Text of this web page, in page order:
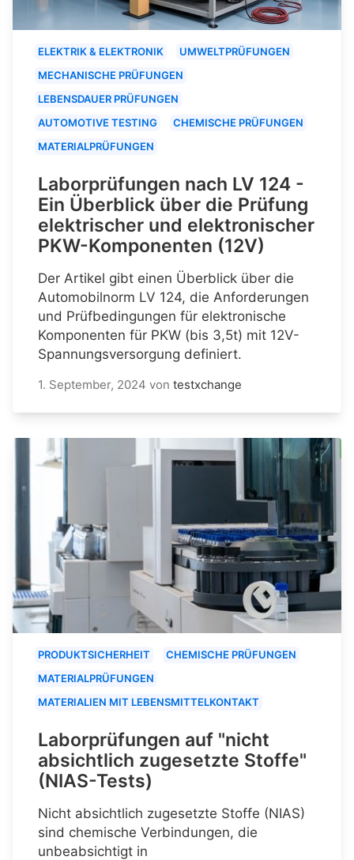
ELEKTRIK & ELEKTRONIK
UMWELTPRÜFUNGEN
MECHANISCHE PRÜFUNGEN
LEBENSDAUER PRÜFUNGEN
AUTOMOTIVE TESTING
CHEMISCHE PRÜFUNGEN
MATERIALPRÜFUNGEN
Laborprüfungen nach LV 124 -
Ein Überblick über die Prüfung
elektrischer und elektronischer
PKW-Komponenten (12V)
Der Artikel gibt einen Überblick über die
Automobilnorm LV 124, die Anforderungen
und Prüfbedingungen für elektronische
Komponenten für PKW (bis 3,5t) mit 12V-
Spannungsversorgung definiert.
1. September, 2024 von testxchange
PRODUKTSICHERHEIT
CHEMISCHE PRÜFUNGEN
MATERIALPRÜFUNGEN
MATERIALIEN MIT LEBENSMITTELKONTAKT
Laborprüfungen auf "nicht
absichtlich zugesetzte Stoffe"
(NIAS-Tests)
Nicht absichtlich zugesetzte Stoffe (NIAS)
sind chemische Verbindungen, die
unbeabsichtigt in